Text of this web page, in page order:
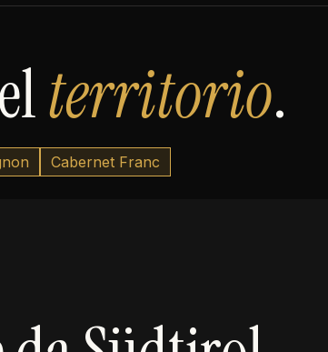
territorio.
Cabernet Franc